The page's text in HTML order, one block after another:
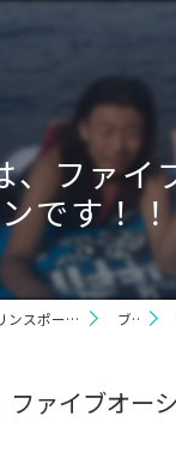
、ファイ
ンです！！
沖縄県名護市のマリンスポーツならファイブオーシャン ブログ
ファイブオー